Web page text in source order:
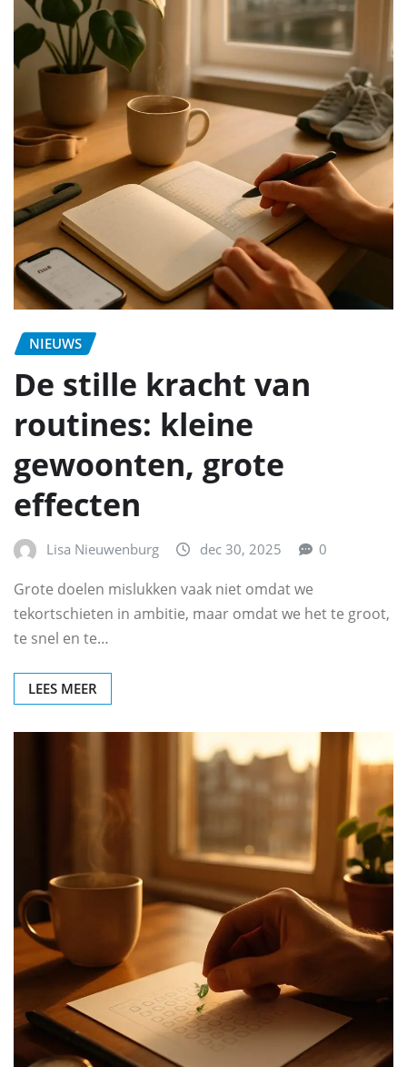
NIEUWS
De stille kracht van
routines: kleine
gewoonten, grote
effecten
Lisa Nieuwenburg dec 30, 2025 0
Grote doelen mislukken vaak niet omdat we
tekortschieten in ambitie, maar omdat we het te groot,
te snel en te…
LEES MEER